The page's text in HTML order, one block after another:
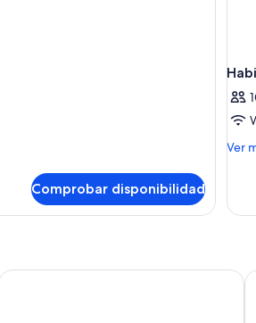
Comprobar disponibilidad
Ver
Más
- Apartment Aapartamento en Ruzafa